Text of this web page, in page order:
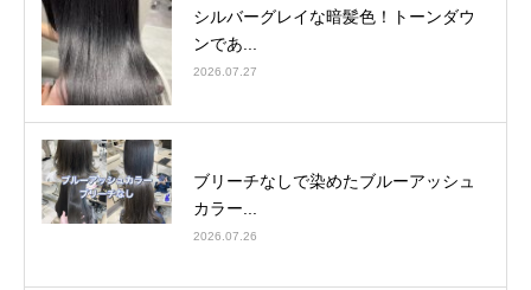
シルバーグレイな暗髪色！トーンダウ
ンであ...
2026.07.27
ブリーチなしで染めたブルーアッシュ
カラー...
2026.07.26